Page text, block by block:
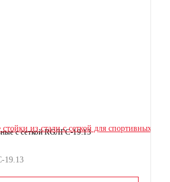
с сеткой RGЛГС-19.13
19.13